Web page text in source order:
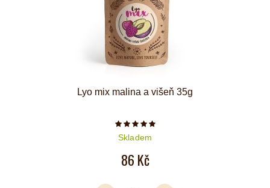
Lyo mix malina a višeň 35g
Počet hvězdiček je 5 z 5
Skladem
86 Kč